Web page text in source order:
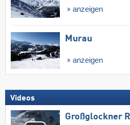
anzeigen
Murau
anzeigen
Videos
Großglockner